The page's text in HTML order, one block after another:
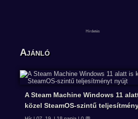
Ajánló
A Steam Machine Windows 11
közel SteamOS-szintű